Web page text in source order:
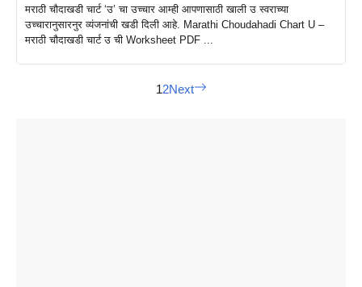
मराठी चौदाखडी चार्ट ‘उ’ चा उच्चार आम्ही आपणासाठी खाली उ स्वराच्या
उच्चारानुसारनुर व्यंजनांची खडी दिली आहे. Marathi Choudahadi Chart U –
मराठी चौदाखडी चार्ट उ ची Worksheet PDF ...
12Next